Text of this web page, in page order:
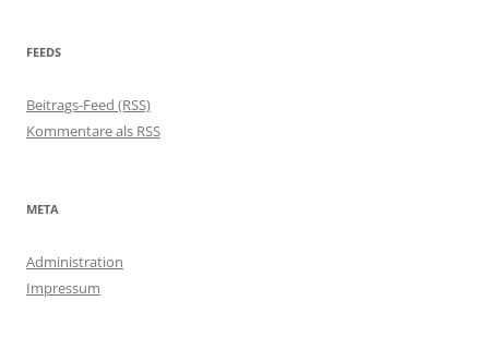
FEEDS
Beitrags-Feed (RSS)
Kommentare als RSS
META
Administration
Impressum